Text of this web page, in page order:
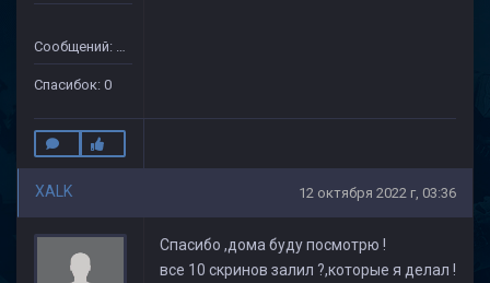
Сообщений: 14
Спасибок: 0
XALK 12 октября 2022 г, 03:36
Спасибо ,дома буду посмотрю !
все 10 скринов залил ?,которые я делал !